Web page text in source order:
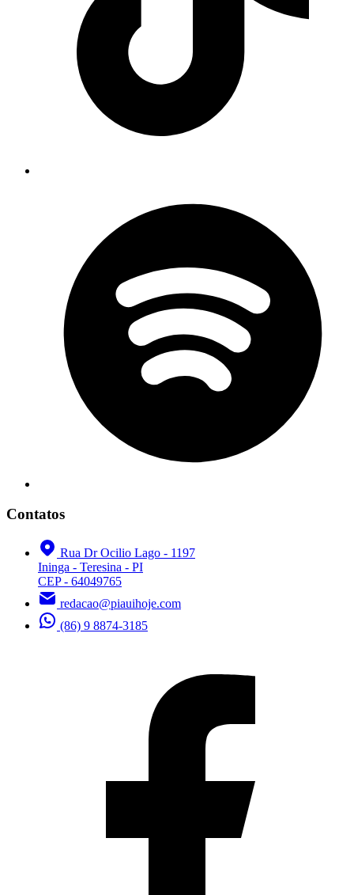
Contatos
Rua Dr Ocilio Lago - 1197
Ininga - Teresina - PI
CEP - 64049765
redacao@piauihoje.com
(86) 9 8874-3185